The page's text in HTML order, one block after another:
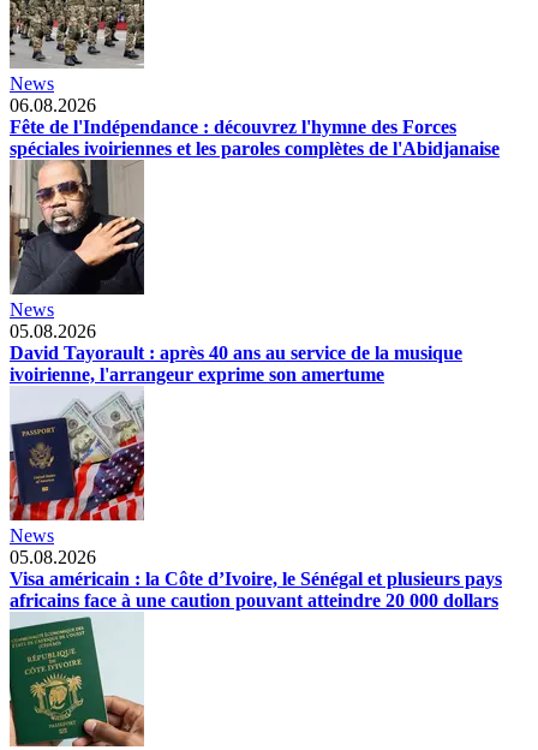
News
06.08.2026
Fête de l'Indépendance : découvrez l'hymne des Forces
spéciales ivoiriennes et les paroles complètes de l'Abidjanaise
News
05.08.2026
David Tayorault : après 40 ans au service de la musique
ivoirienne, l'arrangeur exprime son amertume
News
05.08.2026
Visa américain : la Côte d’Ivoire, le Sénégal et plusieurs pays
africains face à une caution pouvant atteindre 20 000 dollars